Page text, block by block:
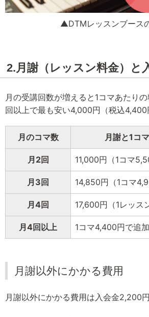
▲DTMレッスンブース
2.月謝（レッスン料金）と
月の受講回数が増えると1コマあたり
回以上で最も安い4,000円（税込4,400
月のコマ数 月謝と1コ
月2回 11,000円（1コマ
月3回 14,850円（1コマ
月4回 17,600円（1レッス
月4回以上 1コマ4,400円で追
月謝以外にかかる費用
月謝以外にかかる費用は入会金2,200